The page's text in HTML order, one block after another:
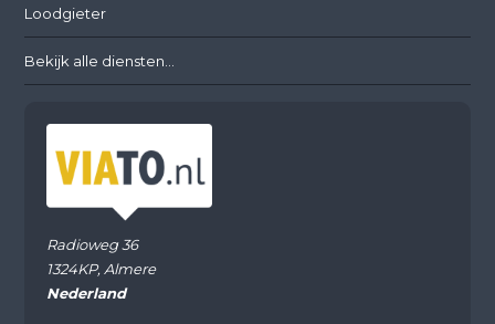
Loodgieter
Bekijk alle diensten...
Radioweg 36
1324KP, Almere
Nederland